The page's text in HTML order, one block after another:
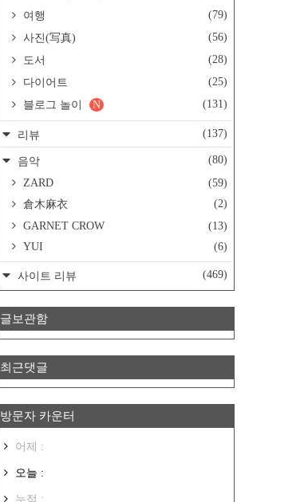
여행
(79)
사진(写真)
(56)
도서
(28)
다이어트
(25)
블로그 놀이
(131)
N
리뷰 (137)
음악
(80)
ZARD
(59)
倉木麻衣
(2)
GARNET CROW
(13)
YUI
(6)
사이트 리뷰 (469)
글보관함
최근댓글
방문자 카운터
어제 :
오늘 :
누적 :